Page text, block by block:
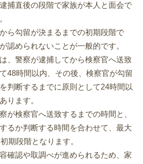
捕直後の段階で家族が本人と面会で
ら勾留が決まるまでの初期段階で
認められないことが一般的です。
、警察が逮捕してから検察官へ送致
48時間以内、その後、検察官が勾留
判断するまでに原則として24時間以
ります。
が検察官へ送致するまでの時間と、
るか判断する時間を合わせて、最大
期段階となります。
確認や取調べが進められるため、家